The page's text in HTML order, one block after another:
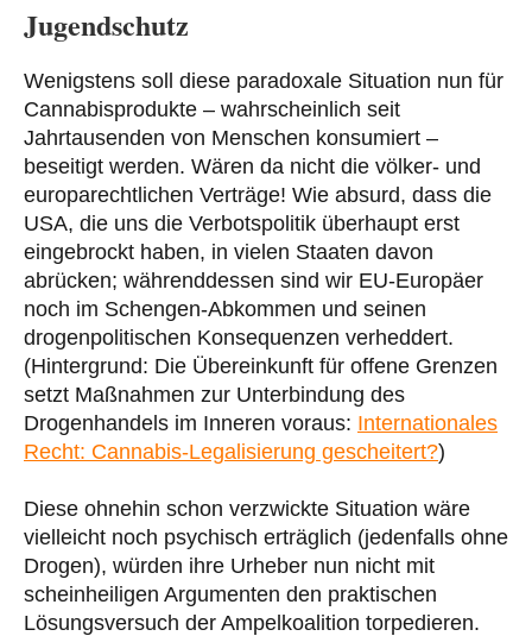
Jugendschutz
Wenigstens soll diese paradoxale Situation nun für
Cannabisprodukte – wahrscheinlich seit
Jahrtausenden von Menschen konsumiert –
beseitigt werden. Wären da nicht die völker- und
europarechtlichen Verträge! Wie absurd, dass die
USA, die uns die Verbotspolitik überhaupt erst
eingebrockt haben, in vielen Staaten davon
abrücken; währenddessen sind wir EU-Europäer
noch im Schengen-Abkommen und seinen
drogenpolitischen Konsequenzen verheddert.
(Hintergrund: Die Übereinkunft für offene Grenzen
setzt Maßnahmen zur Unterbindung des
Drogenhandels im Inneren voraus: Internationales
Recht: Cannabis-Legalisierung gescheitert?)
Diese ohnehin schon verzwickte Situation wäre
vielleicht noch psychisch erträglich (jedenfalls ohne
Drogen), würden ihre Urheber nun nicht mit
scheinheiligen Argumenten den praktischen
Lösungsversuch der Ampelkoalition torpedieren.